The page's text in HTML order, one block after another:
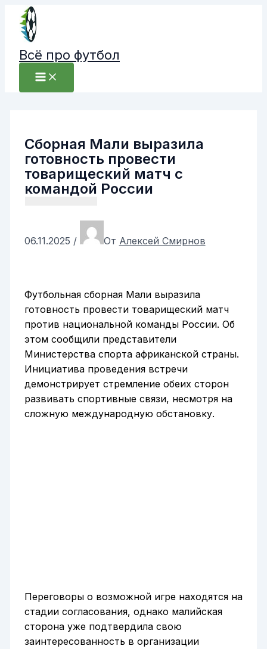
Перейти
содержимому
Всё про футбол
Сборная Мали выразила
готовность провести
товарищеский матч с
командой России
06.11.2025 / От Алексей Смирнов
Футбольная сборная Мали выразила
готовность провести товарищеский матч
против национальной команды России. Об
этом сообщили представители
Министерства спорта африканской страны.
Инициатива проведения встречи
демонстрирует стремление обеих сторон
развивать спортивные связи, несмотря на
сложную международную обстановку.
Переговоры о возможной игре находятся на
стадии согласования, однако малийская
сторона уже подтвердила свою
заинтересованность в организации